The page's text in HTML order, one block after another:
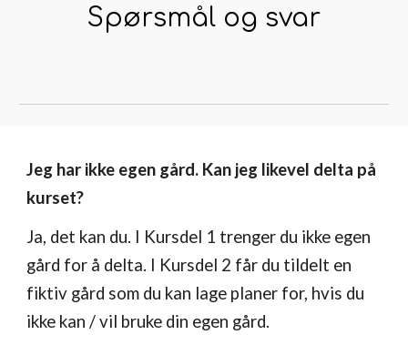
Spørsmål og svar
Jeg har ikke egen gård. Kan jeg likevel delta på
kurset?
Ja, det kan du. I Kursdel 1 trenger du ikke egen
gård for å delta. I Kursdel 2 får du tildelt en
fiktiv gård som du kan lage planer for, hvis du
ikke kan / vil bruke din egen gård.